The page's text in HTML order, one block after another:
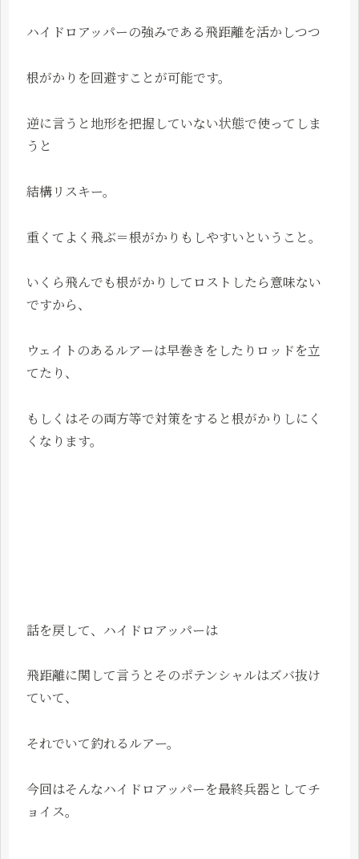
ハイドロアッパーの強みである飛距離を活かしつつ
根がかりを回避すことが可能です。
逆に言うと地形を把握していない状態で使ってしま
うと
結構リスキー。
重くてよく飛ぶ＝根がかりもしやすいということ。
いくら飛んでも根がかりしてロストしたら意味ない
ですから、
ウェイトのあるルアーは早巻きをしたりロッドを立
てたり、
もしくはその両方等で対策をすると根がかりしにく
くなります。
話を戻して、ハイドロアッパーは
飛距離に関して言うとそのポテンシャルはズバ抜け
ていて、
それでいて釣れるルアー。
今回はそんなハイドロアッパーを最終兵器としてチ
ョイス。